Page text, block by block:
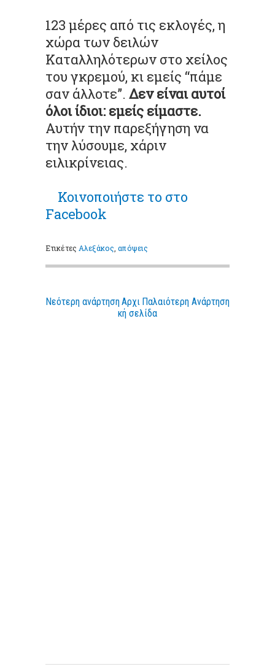
123 μέρες από τις εκλογές, η
χώρα των δειλών
Καταλληλότερων στο χείλος
του γκρεμού, κι εμείς “πάμε
σαν άλλοτε”. Δεν είναι αυτοί
όλοι ίδιοι: εμείς είμαστε.
Αυτήν την παρεξήγηση να
την λύσουμε, χάριν
ειλικρίνειας.
Κοινοποιήστε το στο
Facebook
Ετικέτες Αλεξάκος ,απόψεις
Νεότερη ανάρτηση Παλαιότερη Ανάρτηση
Αρχι
κή σελίδα